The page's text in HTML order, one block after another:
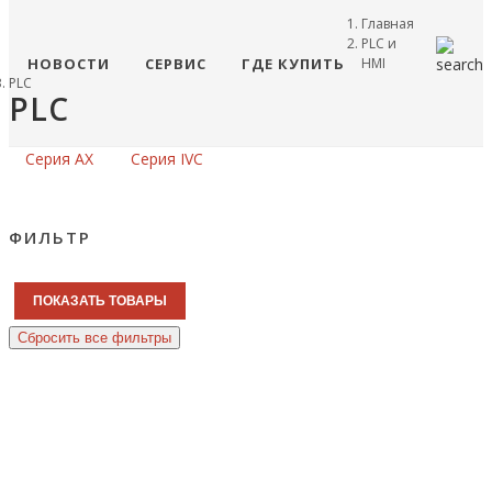
НОВОСТИ СЕРВИС ГДЕ КУПИТЬ
Главная
PLC и
HMI
PLC
PLC
Серия AX Серия IVC
ФИЛЬТР